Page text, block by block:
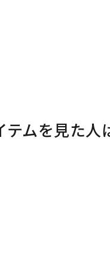
テムを見た人